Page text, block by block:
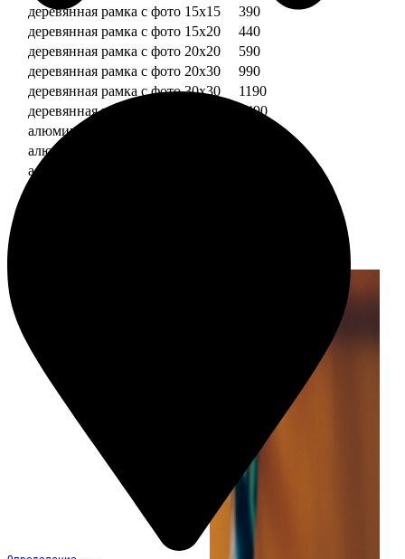
деревянная рамка с фото 15х15
390
деревянная рамка с фото 15х20
440
деревянная рамка с фото 20х20
590
деревянная рамка с фото 20х30
990
деревянная рамка с фото 30х30
1190
деревянная рамка с фото 30х40
1490
алюминиевая рамка с фото 10х15
алюминиевая рамка с фото 20х30
алюминиевая рамка с фото 30х40